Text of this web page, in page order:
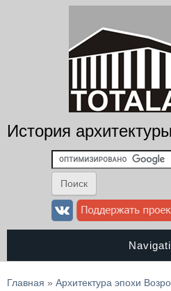
История архитектуры
Вы здесь
Главная » Архитектура эпохи